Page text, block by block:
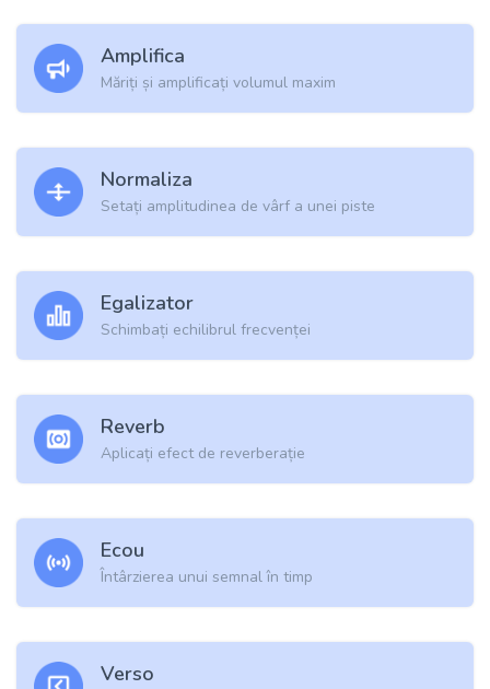
Amplifica
Măriți și amplificați volumul maxim
Normaliza
Setați amplitudinea de vârf a unei piste
Egalizator
Schimbați echilibrul frecvenței
Reverb
Aplicați efect de reverberație
Ecou
Întârzierea unui semnal în timp
Verso